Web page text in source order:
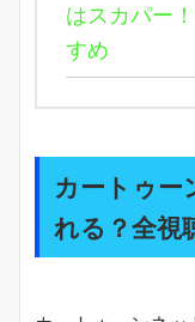
はスカパー
すめ
カートゥー
れる？全視